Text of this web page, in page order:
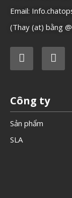
Email:
(Thay (at) bằng
Công ty
Sản phẩm
SLA